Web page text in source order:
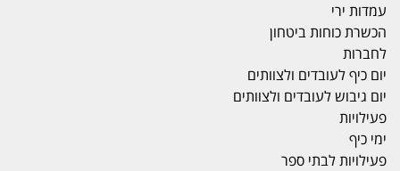
עמדות ירי
הכשרת כוחות ביטחון
לחברות
יום כיף לעובדים ולצוותים
יום גיבוש לעובדים ולצוותים
פעילויות
ימי כיף
פעילויות לבתי ספר